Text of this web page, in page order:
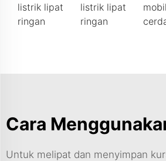
listrik lipat
ringan
listrik lipat
ringan
Cara
Untuk melipat dan menyimpan